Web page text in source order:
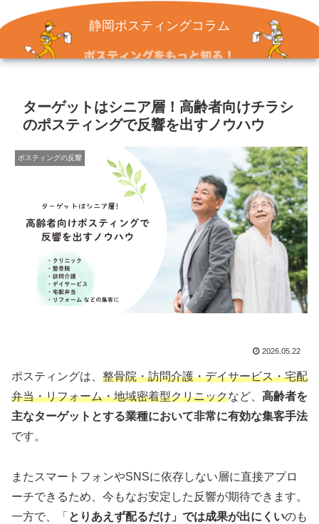
静岡ポスティングコラム
ターゲットはシニア層！高齢者向けチラシ
のポスティングで反響を出すノウハウ
ポスティングの反響
2026.05.22
ポスティングは、 整骨院・訪問介護・デイサービス・宅配
弁当・リフォーム・地域密着型クリニックなど、 高齢者を
主なターゲットとする業種において非常に有効な集客手法
です。
またスマートフォンやSNSに依存しない層に直接アプロ
ーチできるため、今もなお安定した反響が期待できます。
一方で、「 とりあえず配るだけ」では成果が出にくいのも